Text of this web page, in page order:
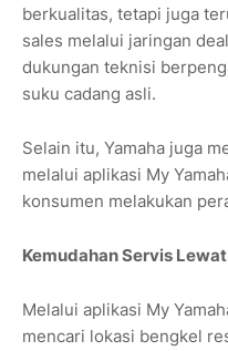
berkualitas, tetapi juga
sales melalui jaringan
dukungan teknisi
suku cadang asli.
Selain itu, Yamaha juga
melalui aplikasi My
konsumen melakukan
Kemudahan Servis
Melalui aplikasi My
mencari lokasi bengkel